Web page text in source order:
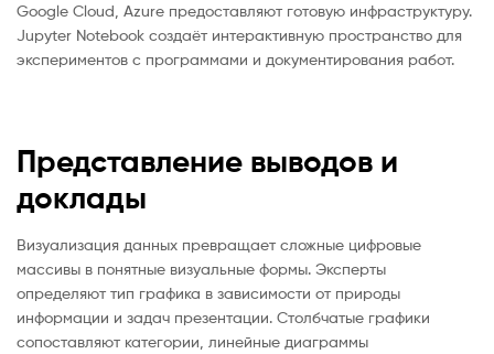
Google Cloud, Azure предоставляют готовую инфраструктуру.
Jupyter Notebook создаёт интерактивную пространство для
экспериментов с программами и документирования работ.
Представление выводов и
доклады
Визуализация данных превращает сложные цифровые
массивы в понятные визуальные формы. Эксперты
определяют тип графика в зависимости от природы
информации и задач презентации. Столбчатые графики
сопоставляют категории, линейные диаграммы